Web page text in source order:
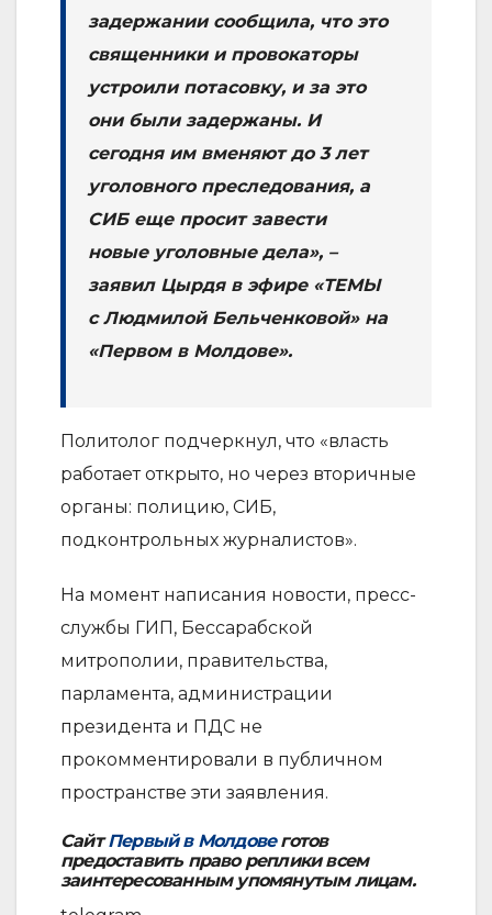
задержании сообщила, что это
священники и провокаторы
устроили потасовку, и за это
они были задержаны. И
сегодня им вменяют до 3 лет
уголовного преследования, а
СИБ еще просит завести
новые уголовные дела», –
заявил Цырдя в эфире «ТЕМЫ
с Людмилой Бельченковой» на
«Первом в Молдове».
Политолог подчеркнул, что «власть
работает открыто, но через вторичные
органы: полицию, СИБ,
подконтрольных журналистов».
На момент написания новости, пресс-
службы ГИП, Бессарабской
митрополии, правительства,
парламента, администрации
президента и ПДС не
прокомментировали в публичном
пространстве эти заявления.
СайтПервый в Молдовеготов
предоставить право реплики всем
заинтересованным упомянутым лицам.